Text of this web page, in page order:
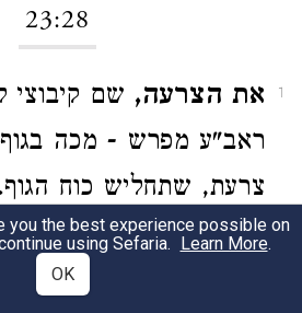
23:28
1 את הצרעה, שם קיבוצי
ראב"ע מפרש - מכה
צרעת, שתחליש כוח
מנמק דבריו. רוב
) מבינים
you the best experience possible on
using Sefaria. Learn More.
OK